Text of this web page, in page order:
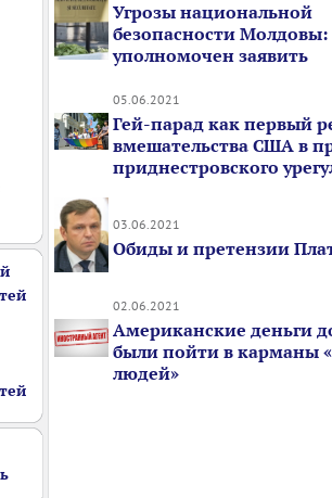
Угрозы национальной
безопасности
уполномочен заявить
05.06.2021
Гей-парад как первый
вмешательства США в
приднестровского
03.06.2021
Обиды и претензии
02.06.2021
Американские деньги
были пойти в карманы
людей»